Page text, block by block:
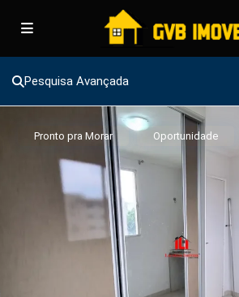
Pesquisa Avançada
Pronto pra Morar Oportunidade